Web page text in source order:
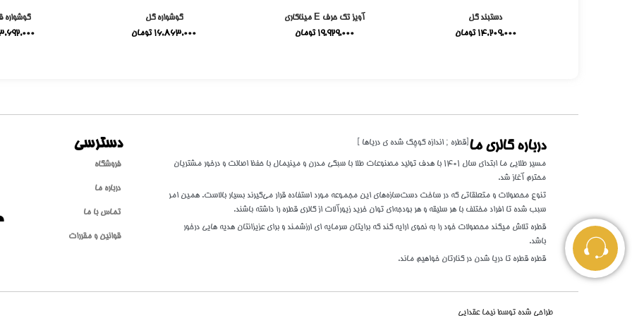
دستبند گل
14,209,000 تومان
آویز تک حرف E میناکاری
19,929,000 تومان
گوشواره گل
16,863,000 تومان
گوشواره
درباره گالری ما [قطره ; اندازه کوچک شده ی دریاها ]
مسیر طلایی ما ابتدای سال 1401 با هدف تولید مصنوعات طلا با سبکی مدرن و مینیمال با حفظ اصالت و درخور مشتریان
محترم آغاز شد.
تنوع محصولات و متعلقاتی که در ساخت دست‌سازه‌های این مجموعه مورد استفاده قرار می‌گیرند بسیار بالاست. همین امر
سبب شده تا افراد مختلف با هر سلیقه و هر بودجه‌ای توان خرید زیورآلات از گالری قطره را داشته باشند.
قطره تلاش میکند محصولات خود را به نحوی ارایه کند که برایتان سرمایه ای ارزشمند و برای عزیزانتان هدیه هایی درخور
باشد.
قطره قطره تا دریا شدن در کنارتان خواهیم ماند.
دسترسی
فروشگاه
درباره ما
تماس با ما
قوانین و مقررات
طراحی شده توسط نیما عقدایی